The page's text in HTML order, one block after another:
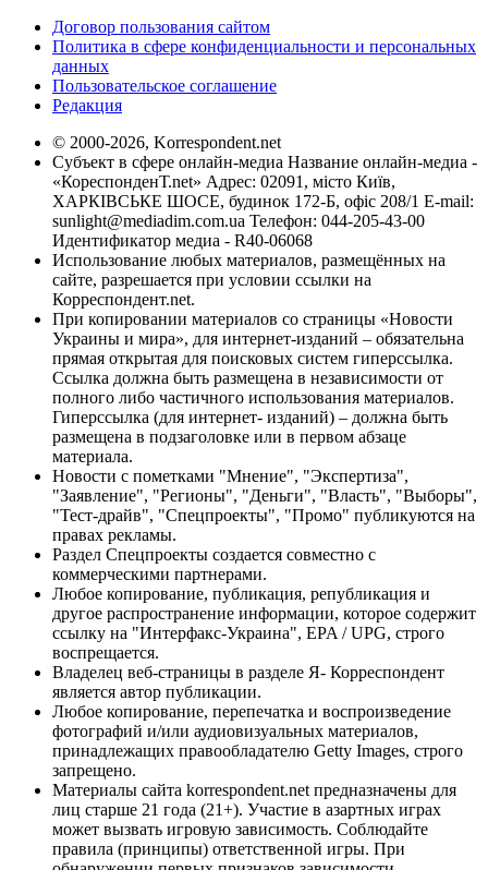
Договор пользования сайтом
Политика в сфере конфиденциальности и персональных
данных
Пользовательское соглашение
Редакция
© 2000-2026, Korrespondent.net
Субъект в сфере онлайн-медиа Название онлайн-медиа -
«КореспонденТ.net» Адрес: 02091, місто Київ,
ХАРКІВСЬКЕ ШОСЕ, будинок 172-Б, офіс 208/1 E-mail:
sunlight@mediadim.com.ua Телефон: 044-205-43-00
Идентификатор медиа - R40-06068
Использование любых материалов, размещённых на
сайте, разрешается при условии ссылки на
Корреспондент.net.
При копировании материалов со страницы «Новости
Украины и мира», для интернет-изданий – обязательна
прямая открытая для поисковых систем гиперссылка.
Ссылка должна быть размещена в независимости от
полного либо частичного использования материалов.
Гиперссылка (для интернет- изданий) – должна быть
размещена в подзаголовке или в первом абзаце
материала.
Новости с пометками "Мнение", "Экспертиза",
"Заявление", "Регионы", "Деньги", "Власть", "Выборы",
"Тест-драйв", "Спецпроекты", "Промо" публикуются на
правах рекламы.
Раздел Спецпроекты создается совместно с
коммерческими партнерами.
Любое копирование, публикация, републикация и
другое распространение информации, которое содержит
ссылку на "Интерфакс-Украина", EPA / UPG, строго
воспрещается.
Владелец веб-страницы в разделе Я- Корреспондент
является автор публикации.
Любое копирование, перепечатка и воспроизведение
фотографий и/или аудиовизуальных материалов,
принадлежащих правообладателю Getty Images, строго
запрещено.
Материалы сайта korrespondent.net предназначены для
лиц старше 21 года (21+). Участие в азартных играх
может вызвать игровую зависимость. Соблюдайте
правила (принципы) ответственной игры. При